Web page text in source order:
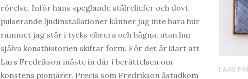
LARS
rörelse. Inför hans speglande stålreliefer och dovt
pulserande ljudinstallationer känner jag inte bara hur
rummet jag står i tycks vibrera och bågna, utan hur
själva konsthistorien skiftar form. För det är klart att
Lars Fredrikson måste in där i berättelsen om
konstens pionjärer. Precis som Fredrikson åstadkom